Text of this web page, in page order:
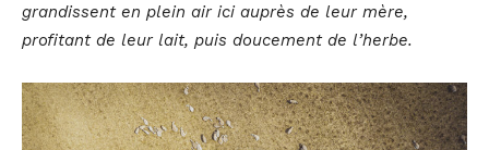
grandissent en plein air ici auprès de leur mère,
profitant de leur lait, puis doucement de l’herbe.